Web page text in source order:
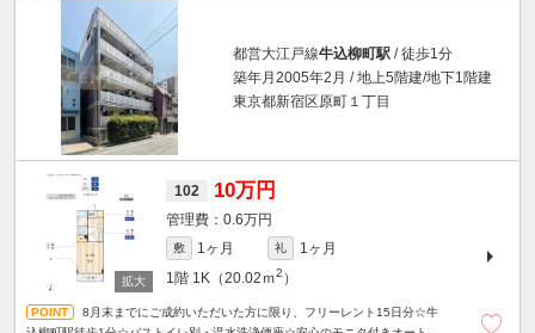
都営大江戸線牛込柳町駅 / 徒歩1分
築年月2005年2月 / 地上5階建/地下1階建
東京都新宿区原町１丁目
102 10万円
0.6万円
敷 1ヶ月 礼
1ヶ月
1階 1K（20.02ｍ2 ）
8月末までにご成約いただいた方に限り、フリーレント15日分☆牛